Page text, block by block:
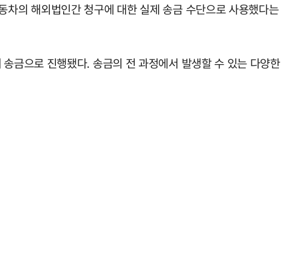
의 해외법인간 청구에 대한 실제 송금 수단으로 사용했다는
금으로 진행됐다. 송금의 전 과정에서 발생할 수 있는 다양한